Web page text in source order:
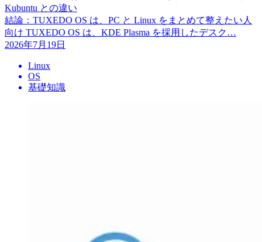
Kubuntu との違い
結論：TUXEDO OS は、PC と Linux をまとめて整えたい人
向け TUXEDO OS は、KDE Plasma を採用したデスク…
2026年7月19日
Linux
OS
基礎知識